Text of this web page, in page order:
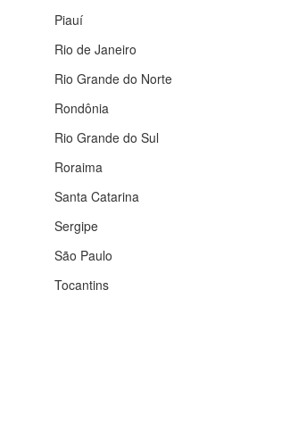
Piauí
Rio de Janeiro
Rio Grande do Norte
Rondônia
Rio Grande do Sul
Roraima
Santa Catarina
Sergipe
São Paulo
Tocantins